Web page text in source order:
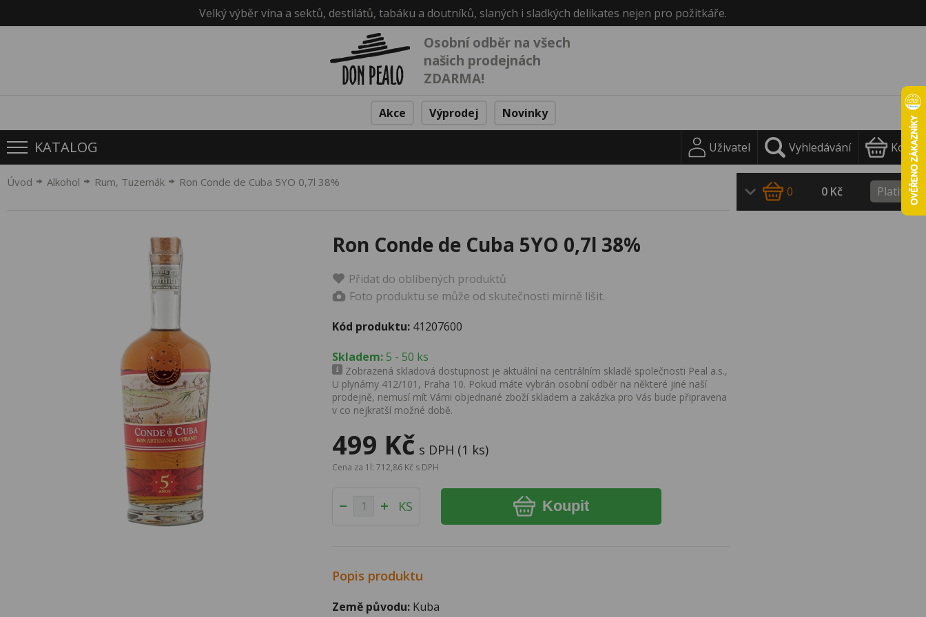
Velký výběr vína a sektů, destilátů, tabáku a doutníků, slaných i sladkých delikates nejen pro požitkáře.
Osobní odběr na všech
našich prodejnách
ZDARMA!
Akce Výprodej Novinky
KATALOG Uživatel Vyhledávání Košík
Úvod Alkohol Rum, Tuzemák Ron Conde de Cuba 5YO 0,7l 38%
Ron Conde de Cuba 5YO 0,7l 38%
Přidat do oblíbených produktů
Foto produktu se může od skutečnosti mírně lišit.
Kód produktu: 41207600
Skladem:5 - 50 ks
Zobrazená skladová dostupnost je aktuální na centrálním skladě společnosti Peal a.s.,
U plynárny 412/101, Praha 10. Pokud máte vybrán osobní odběr na některé jiné naší
prodejně, nemusí mít Vámi objednané zboží skladem a zakázka pro Vás bude připravena
v co nejkratší možné době.
499 Kč s DPH (1 ks)
Cena za 1l: 712,86 Kč s DPH
KS Koupit
Popis produktu
Země původu: Kuba
0 0 Kč Platit